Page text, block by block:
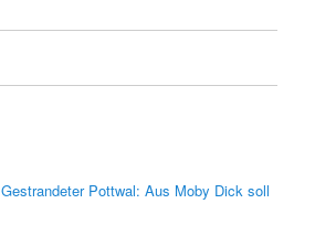
Gestrandeter Pottwal: Aus Moby Dick soll